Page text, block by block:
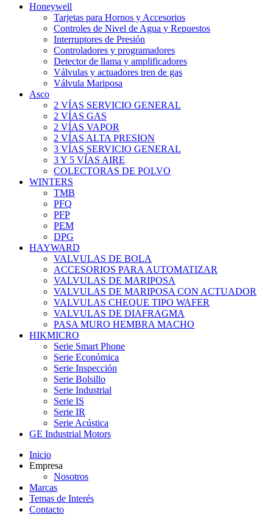
Honeywell
Tarjetas para Hornos y Accesorios
Controles de Nivel de Agua y Repuestos
Interruptores de Presión
Controladores y programadores
Detector de llama y amplificadores
Válvulas y actuadores tren de gas
Válvula Mariposa
Asco
2 VÍAS SERVICIO GENERAL
2 VÍAS GAS
2 VÍAS VAPOR
2 VÍAS ALTA PRESION
3 VÍAS SERVICIO GENERAL
3 Y 5 VÍAS AIRE
COLECTORAS DE POLVO
WINTERS
TMB
PFQ
PFP
PEM
DPG
HAYWARD
VALVULAS DE BOLA
ACCESORIOS PARA AUTOMATIZAR
VALVULAS DE MARIPOSA
VALVULAS DE MARIPOSA CON ACTUADOR
VALVULAS CHEQUE TIPO WAFER
VALVULAS DE DIAFRAGMA
PASA MURO HEMBRA MACHO
HIKMICRO
Serie Smart Phone
Serie Económica
Serie Inspección
Serie Bolsillo
Serie Industrial
Serie IS
Serie IR
Serie Acústica
GE Industrial Motors
Inicio
Empresa
Nosotros
Marcas
Temas de Interés
Contacto